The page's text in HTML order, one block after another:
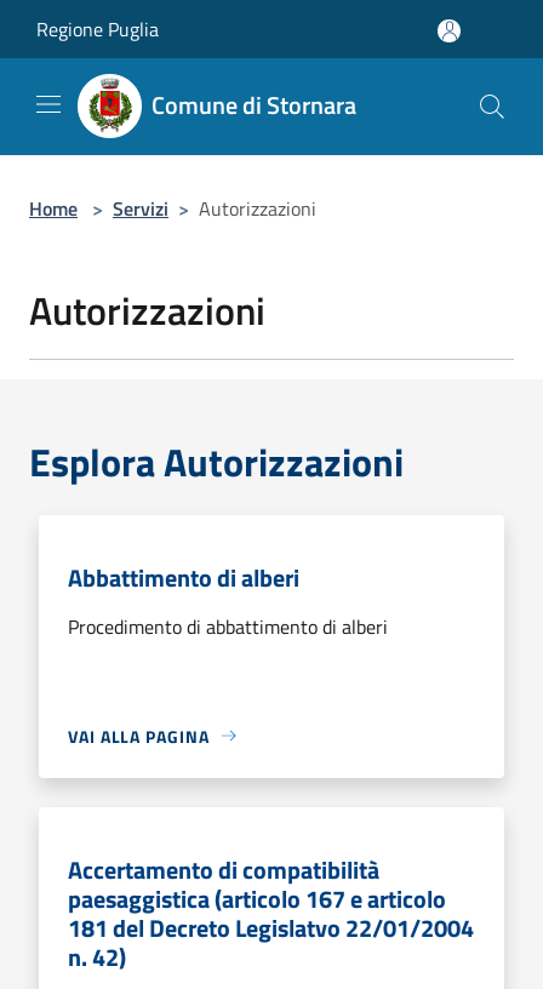
Regione Puglia
Comune di Stornara
Home > Servizi > Autorizzazioni
Autorizzazioni
Esplora Autorizzazioni
Abbattimento di alberi
Procedimento di abbattimento di alberi
VAI ALLA PAGINA
Accertamento di compatibilità
paesaggistica (articolo 167 e articolo
181 del Decreto Legislatvo 22/01/2004
n. 42)